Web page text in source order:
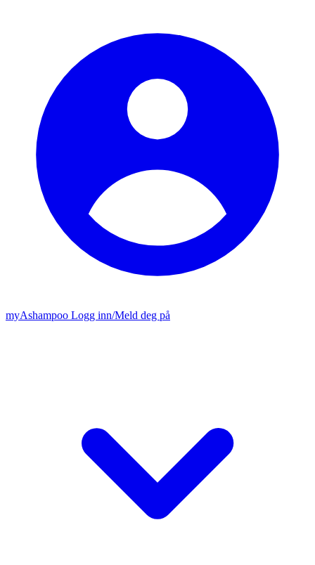
myAshampoo Logg inn/Meld deg på